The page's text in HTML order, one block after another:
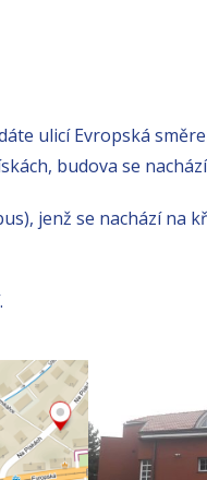
ulicí Evropská
budova se
jenž se nachází na